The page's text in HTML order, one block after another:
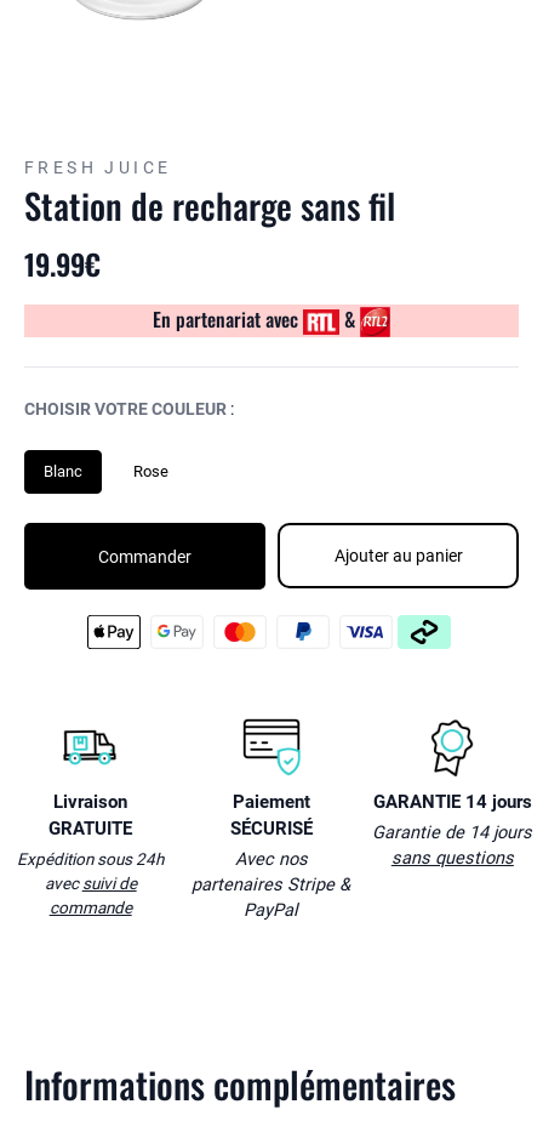
FRESH JUICE
Station de recharge sans fil
19.99€
En partenariat avec &
CHOISIR VOTRE COULEUR :
Blanc Rose
Commander Ajouter au panier
Livraison
GRATUITE
Expédition sous 24h
avecsuivi de
commande
Paiement
SÉCURISÉ
Avec nos
partenaires Stripe &
PayPal
GARANTIE 14 jours
Garantie de 14 jours
sans questions
Informations complémentaires